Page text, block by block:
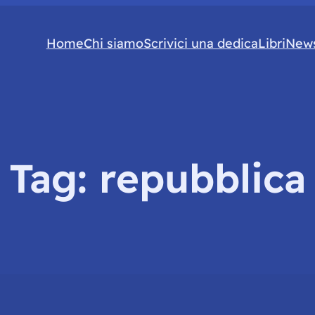
HomeChi siamoScrivici una dedicaLibri
Tag: repubblica